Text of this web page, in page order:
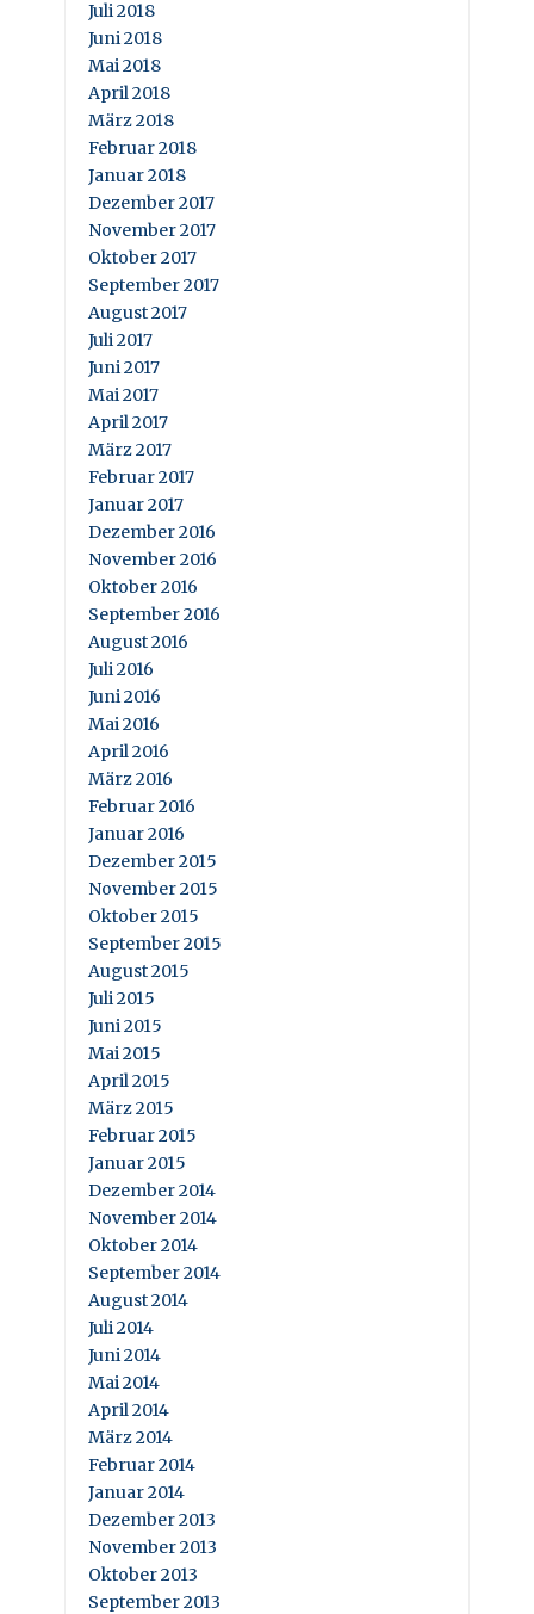
Juli 2018
Juni 2018
Mai 2018
April 2018
März 2018
Februar 2018
Januar 2018
Dezember 2017
November 2017
Oktober 2017
September 2017
August 2017
Juli 2017
Juni 2017
Mai 2017
April 2017
März 2017
Februar 2017
Januar 2017
Dezember 2016
November 2016
Oktober 2016
September 2016
August 2016
Juli 2016
Juni 2016
Mai 2016
April 2016
März 2016
Februar 2016
Januar 2016
Dezember 2015
November 2015
Oktober 2015
September 2015
August 2015
Juli 2015
Juni 2015
Mai 2015
April 2015
März 2015
Februar 2015
Januar 2015
Dezember 2014
November 2014
Oktober 2014
September 2014
August 2014
Juli 2014
Juni 2014
Mai 2014
April 2014
März 2014
Februar 2014
Januar 2014
Dezember 2013
November 2013
Oktober 2013
September 2013